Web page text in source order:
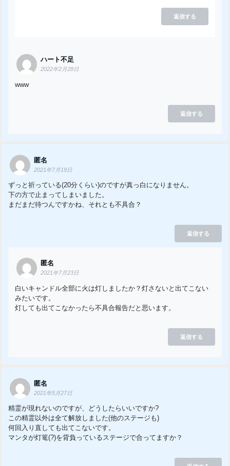
返信する
ハート不足
2022年2月28日
www
返信する
匿名
2021年7月19日
ずっと祈っている(20分くらい)のですが真っ白になりません。
下の方で止まってしまいました。
まだまだ待つんですかね、それとも不具合？
返信する
匿名
2021年7月23日
白いキャンドル全部に火は灯しましたか？灯さないと出てこない
みたいです。
灯しても出てこなかったら不具合報告だと思います。
返信する
匿名
2021年5月27日
精霊が現れないのですが、どうしたらいいですか?
この精霊以外は全て解放しました(他のステージも)
何回入り直しても出てこないです。
マンタが灯篭(?)を背負っているステージで合ってますか？